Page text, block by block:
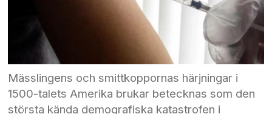
Mässlingens och smittkoppornas härjningar i
1500-talets Amerika brukar betecknas som den
största kända demografiska katastrofen i